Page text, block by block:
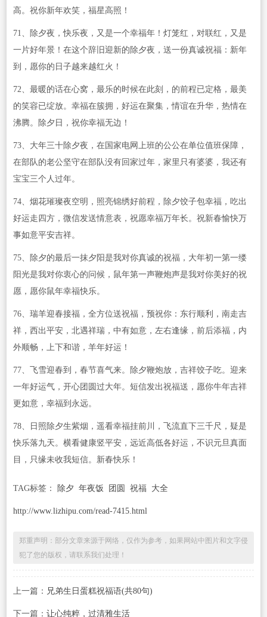
高。祝你新年欢笑，福星高照！
71、除夕夜，快乐夜，又是一个幸福年！灯笼红，对联红，又是
一片好年景！在这个辞旧迎新的除夕夜，送一份真诚祝福：新年
到，愿你的日子越来越红火！
72、最暖的话在心窝，最乐的时候在此刻，的前程已定格，最美
的笑容已绽放。幸福在簇拥，好运在聚集，情谊在升华，热情在
沸腾。除夕日，祝你幸福无边！
73、大年三十除夕夜，在国家电网上班的公公在单位值班保障，
在部队的老公坚守在部队没有回家过年，家里只有婆婆，我还有
宝宝三个人过年。
74、烟花璀璨夜空明，照亮锦绣好前程，除夕饺子包幸福，吃出
好运走四方，微信发送情意表，祝愿幸福万年长。祝新春愉快万
事如意平安吉祥。
75、除夕的最后一抹夕阳是我对你真诚的祝福，大年初一第一缕
阳光是我对你衷心的问候，鼠年第一声鞭炮声是我对你美好的祝
愿，愿你鼠年幸福快乐。
76、瑞羊迎春接福，全方位送祝福，预祝你：东行顺利，南走吉
祥，西出平安，北遇祥瑞，中有如意，左右逢缘，前后添福，内
外顺畅，上下和谐，羊年好运！
77、飞雪迎春到，春节喜气来。除夕鞭炮放，吉祥饺子吃。迎来
一年好运气，开心团圆过大年。短信发出祝福送，愿你牛年吉祥
更如意，幸福到永远。
78、日照除夕生紫烟，遥看幸福挂前川，飞流直下三千尺，疑是
快乐落九天。横看健康竖平安，远近高低各好运，不识元旦真面
目，只缘未收我短信。新春快乐！
TAG标签： 除夕 年夜饭 团圆 祝福 大全
http://www.lizhipu.com/read-7415.html
郑重声明：部分文章来源于网络，仅作为参考，如果网站中图片和文字侵
犯了您的版权，请联系我们处理！
上一篇： 兄弟生日蛋糕祝福语(共80句)
下一篇： 让心纯粹，过清雅生活